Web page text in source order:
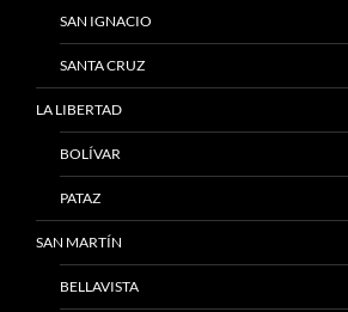
SAN IGNACIO
SANTA CRUZ
LA LIBERTAD
BOLÍVAR
PATAZ
SAN MARTÍN
BELLAVISTA